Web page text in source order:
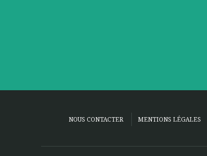
NOUS CONTACTER MENTIONS LÉGALES